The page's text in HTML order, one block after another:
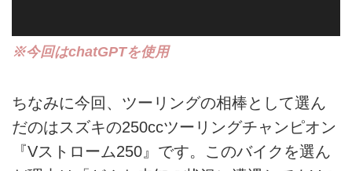
※今回はchatGPTを使用
ちなみに今回、ツーリングの相棒として選ん
だのはスズキの250ccツーリングチャンピオン
『Vストローム250』です。このバイクを選ん